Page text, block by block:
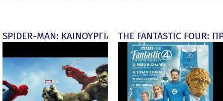
SPIDER-MAN: ΚΑΙΝΟΥΡΓΙΑ ΜΕΡΑ (Spider-Man:
THE FANTASTIC